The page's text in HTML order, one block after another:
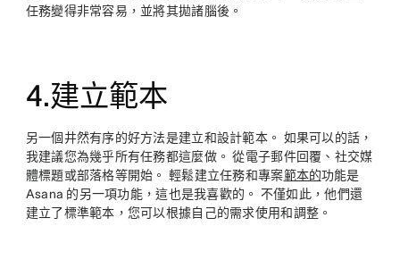
任務變得非常容易，並將其拋諸腦後。
4.建立範本
另一個井然有序的好方法是建立和設計範本。 如果可以的話，
我建議您為幾乎所有任務都這麼做。 從電子郵件回覆、社交媒
體標題或部落格等開始。 輕鬆建立任務和專案範本的功能是
Asana 的另一項功能，這也是我喜歡的。 不僅如此，他們還
建立了標準範本，您可以根據自己的需求使用和調整。